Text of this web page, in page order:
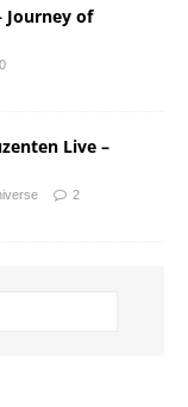
Journey of
0
Live –
2